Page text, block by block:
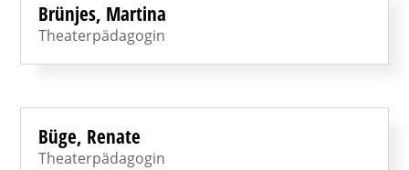
Brünjes, Martina
Theaterpädagogin
Büge, Renate
Theaterpädagogin